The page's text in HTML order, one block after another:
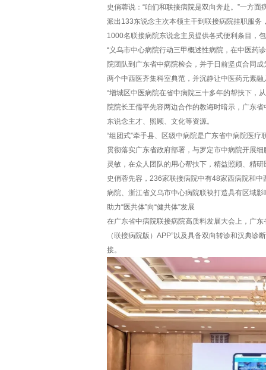
史俏蓉说：“咱们和联接病院是双向奔赴。”一方
派出133东说念主次本领主干到联接病院挂职服
1000名联接病院东说念主员提供各式便利条目，
“义乌市中心病院行动三甲概述性病院，在中医药
院团队到广东省中病院检会，并于日前坚贞合同
两个中西医齐集科室典范，并沉静让中医药元素融
“增城区中医病院在省中病院三十多年的帮扶下，
院院长王儒平先容两边合作的教诲时暗示，广东
东说念主才、照顾、文化等资源。
“组团式”牵手县、区级中病院是广东省中病院医
贯彻落实广东省政府部署，与罗定市中病院开展
灵敏，在众人团队的用心帮扶下，精益照顾、精
史俏蓉先容，236家联接病院中有48家西病院和
病院、浙江省义乌市中心病院联袂打造具有区域
助力“医共体”向“健共体”发展
在广东省中病院联接病院高质料发展大会上，广
（联接病院版）APP”以及具备双向转诊和汉典
接。